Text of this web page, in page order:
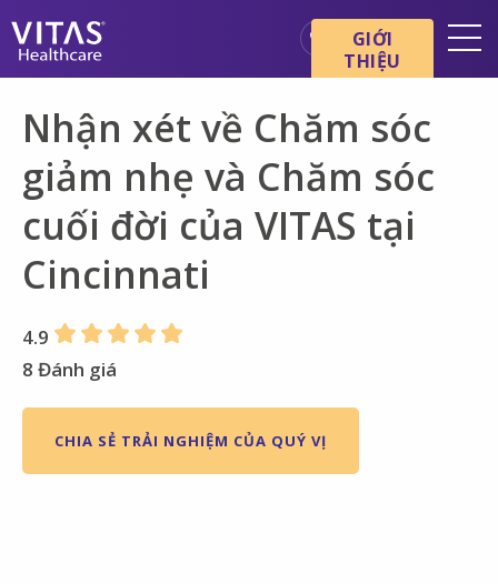
Cơ bản về chăm sóc cuối đời
Dịch vụ
Chuyên gia chăm sóc sức
khỏe
Gia đình và người chăm sóc
GIỚI
THIỆU
Nhận xét về Chăm sóc
giảm nhẹ và Chăm sóc
cuối đời của VITAS tại
Cincinnati
4.9
8 Đánh giá
CHIA SẺ TRẢI NGHIỆM CỦA QUÝ VỊ